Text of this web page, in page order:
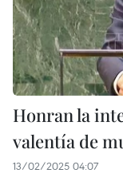
Honran la
valentía de
13/02/2025 04:07